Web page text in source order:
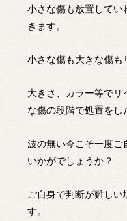
小さな傷も放置してい
きます。
小さな傷も大きな傷も
大きさ、カラー等でリ
な傷の段階で処置をし
波の無い今こそ一度ご
いかがでしょうか？
ご自身で判断が難しい
す。